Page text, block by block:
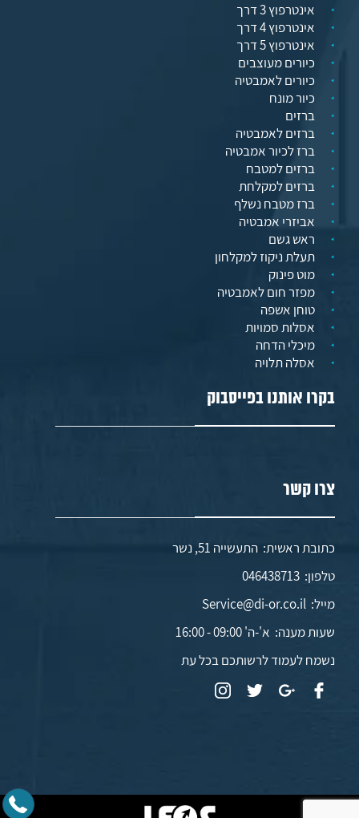
אינטרפוץ 3 דרך
אינטרפוץ 4 דרך
אינטרפוץ 5 דרך
כיורים מעוצבים
כיורים לאמבטיה
כיור מונח
ברזים
ברזים לאמבטיה
ברז לכיור אמבטיה
ברזים למטבח
ברזים למקלחת
ברז מטבח נשלף
אביזרי אמבטיה
ראש גשם
תעלת ניקוז למקלחון
מוט פינוק
מפזר חום לאמבטיה
טוחן אשפה
אסלות סמויות
מיכלי הדחה
אסלה תלויה
בקרו אותנו בפייסבוק
צרו קשר
כתובת ראשית: התעשייה 51, נשר
טלפון:046438713
מייל:Service@di-or.co.il
שעות מענה: א'-ה' 09:00 - 16:00
נשמח לעמוד לרשותכם בכל עת